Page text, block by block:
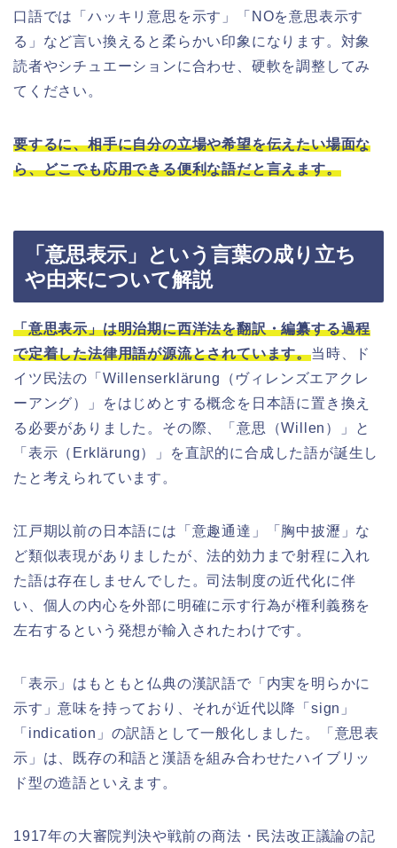
口語では「ハッキリ意思を示す」「NOを意思表示す
る」など言い換えると柔らかい印象になります。対象
読者やシチュエーションに合わせ、硬軟を調整してみ
てください。
要するに、相手に自分の立場や希望を伝えたい場面な
ら、どこでも応用できる便利な語だと言えます。
「意思表示」という言葉の成り立ち
や由来について解説
「意思表示」は明治期に西洋法を翻訳・編纂する過程
で定着した法律用語が源流とされています。当時、ド
イツ民法の「Willenserklärung（ヴィレンズエアクレ
ーアング）」をはじめとする概念を日本語に置き換え
る必要がありました。その際、「意思（Willen）」と
「表示（Erklärung）」を直訳的に合成した語が誕生し
たと考えられています。
江戸期以前の日本語には「意趣通達」「胸中披瀝」な
ど類似表現がありましたが、法的効力まで射程に入れ
た語は存在しませんでした。司法制度の近代化に伴
い、個人の内心を外部に明確に示す行為が権利義務を
左右するという発想が輸入されたわけです。
「表示」はもともと仏典の漢訳語で「内実を明らかに
示す」意味を持っており、それが近代以降「sign」
「indication」の訳語として一般化しました。「意思表
示」は、既存の和語と漢語を組み合わせたハイブリッ
ド型の造語といえます。
1917年の大審院判決や戦前の商法・民法改正議論の記